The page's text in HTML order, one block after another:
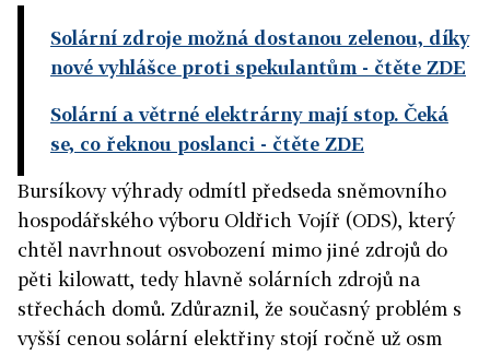
Solární zdroje možná dostanou zelenou, díky
nové vyhlášce proti spekulantům - čtěte ZDE
Solární a větrné elektrárny mají stop. Čeká
se, co řeknou poslanci - čtěte ZDE
Bursíkovy výhrady odmítl předseda sněmovního
hospodářského výboru Oldřich Vojíř (ODS), který
chtěl navrhnout osvobození mimo jiné zdrojů do
pěti kilowatt, tedy hlavně solárních zdrojů na
střechách domů. Zdůraznil, že současný problém s
vyšší cenou solární elektřiny stojí ročně už osm